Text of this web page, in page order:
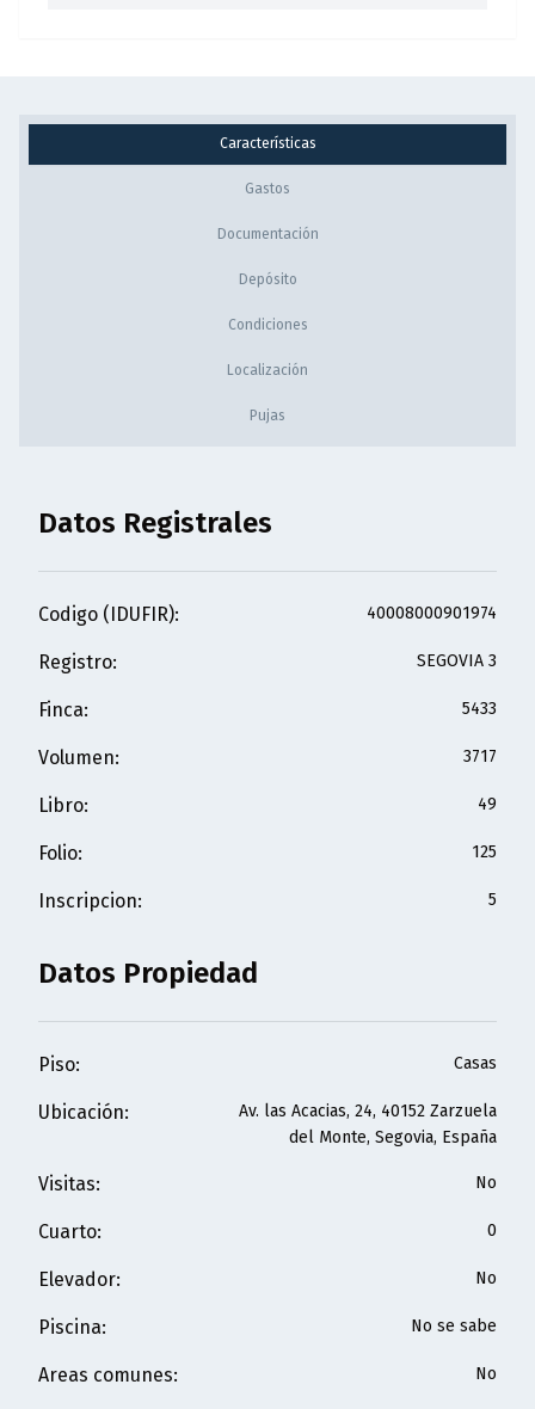
Características
Gastos
Documentación
Depósito
Condiciones
Localización
Pujas
Datos Registrales
Codigo (IDUFIR): 40008000901974
Registro: SEGOVIA 3
Finca: 5433
Volumen: 3717
Libro: 49
Folio: 125
Inscripcion: 5
Datos Propiedad
Piso: Casas
Ubicación:
Av. las Acacias, 24, 40152 Zarzuela
del Monte, Segovia, España
Visitas: No
Cuarto: 0
Elevador: No
Piscina: No se sabe
Areas comunes: No